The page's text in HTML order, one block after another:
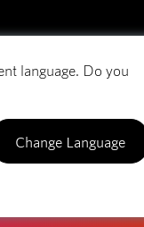
Werk
language. Do you
Change Language